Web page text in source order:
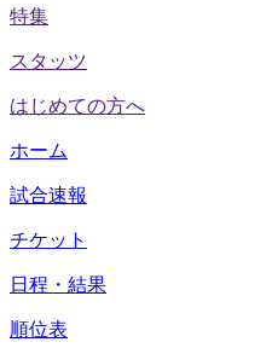
特集
スタッツ
はじめての方へ
ホーム
試合速報
チケット
日程・結果
順位表